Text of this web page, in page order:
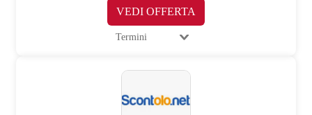
VEDI OFFERTA
Termini